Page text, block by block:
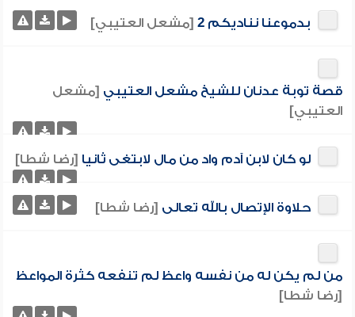
بدموعنا نناديكم 2 [مشعل العتيبي]
قصة توبة عدنان للشيخ مشعل العتيبي [مشعل
العتيبي]
لو كان لابن آدم واد من مال لابتغى ثانيا [رضا شطا]
حلاوة الإتصال بالله تعالى [رضا شطا]
من لم يكن له من نفسه واعظ لم تنفعه كثرة المواعظ
[رضا شطا]